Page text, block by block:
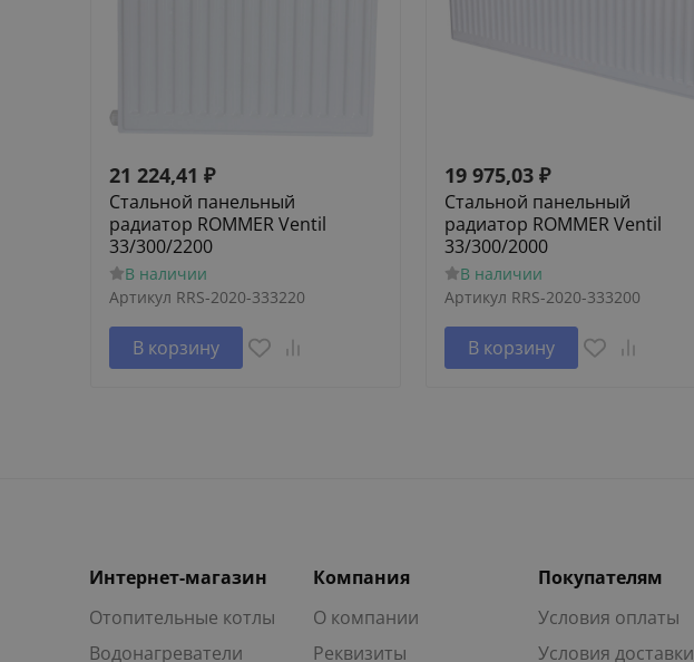
21 224,41 ₽
Стальной панельный
радиатор ROMMER Ventil
33/300/2200
В наличии
Артикул RRS-2020-333220
В корзину
19 975,03 ₽
Стальной панельный
радиатор ROMMER Ventil
33/300/2000
В наличии
Артикул RRS-2020-333200
В корзину
Интернет-магазин
Отопительные котлы
Водонагреватели
Компания
О компании
Реквизиты
Покупателям
Условия оплаты
Условия доставки